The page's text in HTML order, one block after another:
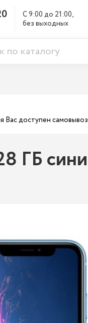
С 9:00 до 21:00,
без выходных
Вас доступен
ГБ